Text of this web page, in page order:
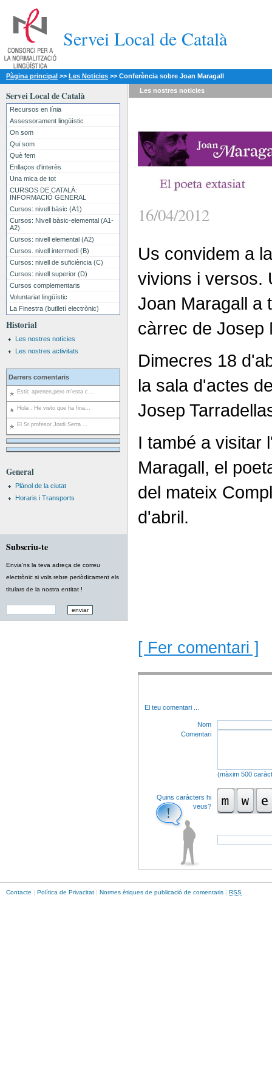
Servei Local de Català
Pàgina principal >> Les Noticies >> Conferència sobre Joan Maragall
Servei Local de Català
Recursos en línia
Assessorament lingüístic
On som
Qui som
Què fem
Enllaços d'interès
Una mica de tot
CURSOS DE CATALÀ:
INFORMACIÓ GENERAL
Cursos: nivell bàsic (A1)
Cursos: Nivell bàsic-elemental (A1-
A2)
Cursos: nivell elemental (A2)
Cursos. nivell intermedi (B)
Cursos: nivell de suficiència (C)
Cursos: nivell superior (D)
Cursos complementaris
Voluntariat lingüístic
La Finestra (butlletí electrònic)
Historial
Les nostres notícies
Les nostres activitats
Darrers comentaris
Estic aprenen,pero m'esta c...
Hola . He visto que ha fina...
El Sr.profesor Jordi Serra ...
General
Plànol de la ciutat
Horaris i Transports
Subscriu-te
Envia'ns la teva adreça de correu
electrònic si vols rebre periòdicament els
titulars de la nostra entitat !
Les nostres noticies
16/04/2012
Us convidem a
vivions i versos.
Joan Maragall a
càrrec de Josep
Dimecres 18
la sala d'actes
Josep
I també a visitar
Maragall, el
del mateix
d'abril.
[ Fer comentari ]
El teu comentari
Nom
Comentari
(màxim 500
Quins caràcters hi
veus?
Contacte | Política de Privacitat | Normes ètiques de publicació de comentaris | RSS